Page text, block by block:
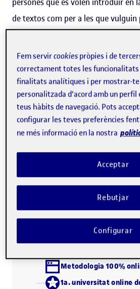
de textos com per a les que vulguin
per experiència.
En la primera assignatura, els
analitzar críticament un original i a
les convencions del món editorial,
que exigeix cada fase del procés.
aprofundits de correcció tipogràfica
interiors i exteriors del llibre per a
Descarrega el programa (PDF)
Metodologia 100%
1a. universitat online
Fem servircookies pròpies i de
correctament totes les funcionalitats
finalitats analítiques i per mostrar-
personalitzada d'acord amb un
teus hàbits de navegació. Pots
configurar les teves preferències
ne més informació en la nostra
Rebutjar
Acceptar
Configurar